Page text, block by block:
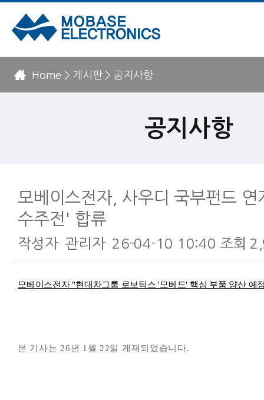
Home > 게시판 > 공지사항
공지사항
모베이스전자, 사우디 국부펀드 연
수주전' 합류
작성자 관리자 26-04-10 10:40 조회
모베이스전자 "현대차그룹 로보틱스 '모베드' 핵심 부품 양산 예
본 기사는 26년 1월 22일 게재되었습니다.